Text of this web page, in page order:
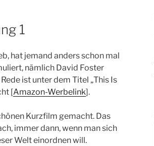
1
hat jemand anders schon mal
nämlich David Foster
ist unter dem Titel „This Is
[Amazon-Werbelink].
Kurzfilm gemacht. Das
immer dann, wenn man sich
Welt einordnen will.